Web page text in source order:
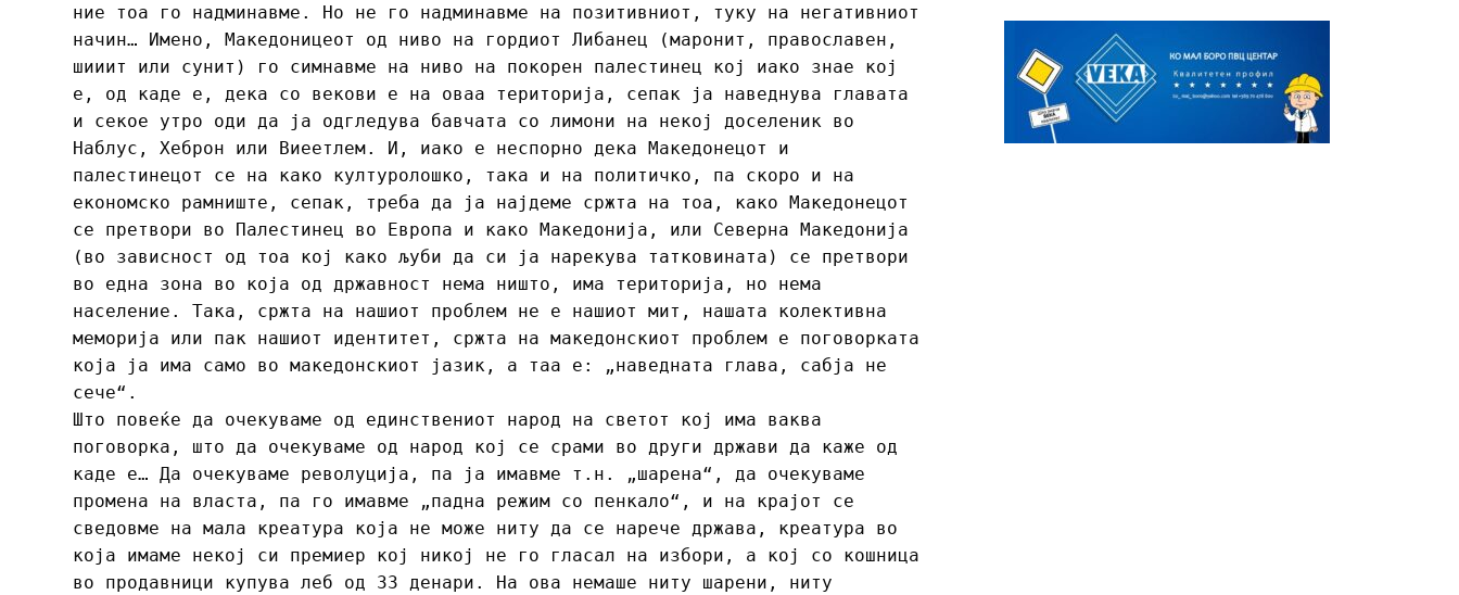
ние тоа го надминавме. Но не го надминавме на позитивниот, туку на негативниот
начин… Имено, Македоницеот од ниво на гордиот Либанец (маронит, православен,
шииит или сунит) го симнавме на ниво на покорен палестинец кој иако знае кој
е, од каде е, дека со векови е на оваа територија, сепак ја наведнува главата
и секое утро оди да ја одгледува бавчата со лимони на некој доселеник во
Наблус, Хеброн или Виеетлем. И, иако е неспорно дека Македонецот и
палестинецот се на како културолошко, така и на политичко, па скоро и на
економско рамниште, сепак, треба да ја најдеме сржта на тоа, како Македонецот
се претвори во Палестинец во Европа и како Македонија, или Северна Македонија
(во зависност од тоа кој како љуби да си ја нарекува татковината) се претвори
во една зона во која од државност нема ништо, има територија, но нема
население. Така, сржта на нашиот проблем не е нашиот мит, нашата колективна
меморија или пак нашиот идентитет, сржта на македонскиот проблем е поговорката
која ја има само во македонскиот јазик, а таа е: „наведната глава, сабја не
сече“.
Што повеќе да очекуваме од единствениот народ на светот кој има ваква
поговорка, што да очекуваме од народ кој се срами во други држави да каже од
каде е… Да очекуваме револуција, па ја имавме т.н. „шарена“, да очекуваме
промена на власта, па го имавме „падна режим со пенкало“, и на крајот се
сведовме на мала креатура која не може ниту да се нарече држава, креатура во
која имаме некој си премиер кој никој не го гласал на избори, а кој со кошница
во продавници купува леб од 33 денари. На ова немаше ниту шарени, ниту